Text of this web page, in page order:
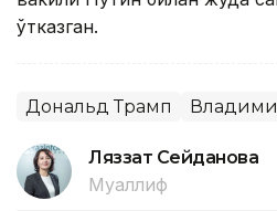
ўтказган.
Дональд Трамп
Ляззат Сейданова
Муаллиф